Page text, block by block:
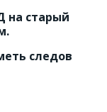
на старый
следов